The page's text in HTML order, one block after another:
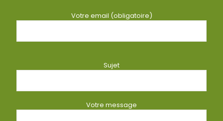
Votre email (obligatoire)
Sujet
Votre message